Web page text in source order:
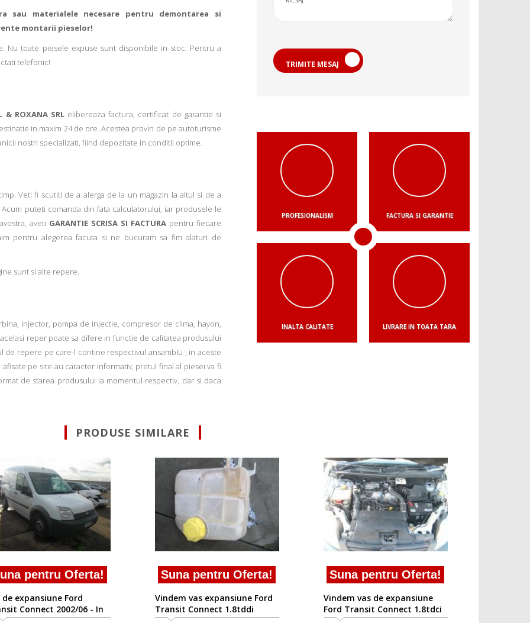
sau materialele necesare pentru demontarea si
montarii pieselor!
Nu toate piesele expuse sunt disponibile in stoc. Pentru a
telefonic!
& ROXANA SRLelibereaza factura, certificat de garantie si
in maxim 24 de ore. Acestea provin de pe autoturisme
nostri specializati, fiind depozitate in conditii optime.
Veti fi scutiti de a alerga de la un magazin la altul si de a
puteti comanda din fata calculatorului, iar produsele le
aveti GARANTIE SCRISA SI FACTURA pentru fiecare
pentru alegerea facuta si ne bucuram sa fim alaturi de
sunt si alte repere.
injector, pompa de injectie, compresor de clima, hayon,
reper poate sa difere in functie de calitatea produsului
de repere pe care-l contine respectivul ansamblu , in aceste
pe site au caracter informativ, pretul final al piesei va fi
de starea produsului la momentul respectiv, dar si daca
TRIMITE MESAJ
PROFESIONALISM FACTURA SI GARANTIE
INALTA CALITATE LIVRARE IN TOATA TARA
PRODUSE SIMILARE
pentru Oferta!
de expansiune Ford
Connect 2002/06 - In
Suna pentru Oferta!
Vindem vas expansiune Ford
Transit Connect 1.8tddi
Suna pentru Oferta!
Vindem vas de expansiune
Ford Transit Connect 1.8tdci